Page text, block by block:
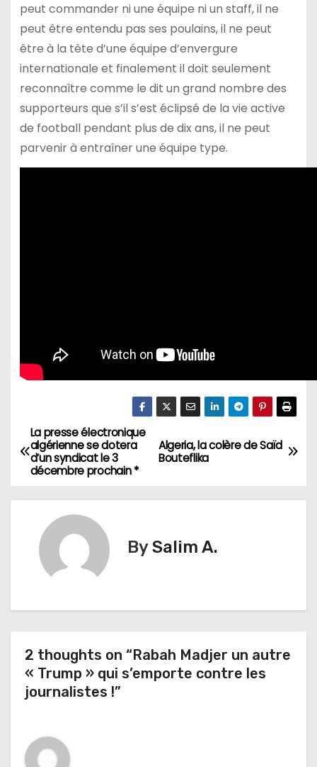
peut commander ni une équipe ni un staff, il ne
peut être entendu pas ses poulains, il ne peut
être à la tête d’une équipe d’envergure
internationale et finalement il doit seulement
reconnaître comme le dit un grand nombre des
supporteurs que s’il s’est éclipsé de la vie active
de football pendant plus de dix ans, il ne peut
parvenir à entraîner une équipe type.
N
a
v
t
o
n
d
Algeria, la colère de Saïd
Bouteflika
La presse électronique
algérienne se dotera
d’un syndicat le 3
décembre prochain *
BySalim A.
2 thoughts on “Rabah Madjer un autre
« Trump » qui s’emporte contre les
journalistes !”